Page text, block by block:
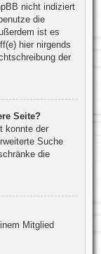
nicht indiziert
die
ist es
hier nirgends
der
Seite?
konnte der
Suche
die
Mitglied